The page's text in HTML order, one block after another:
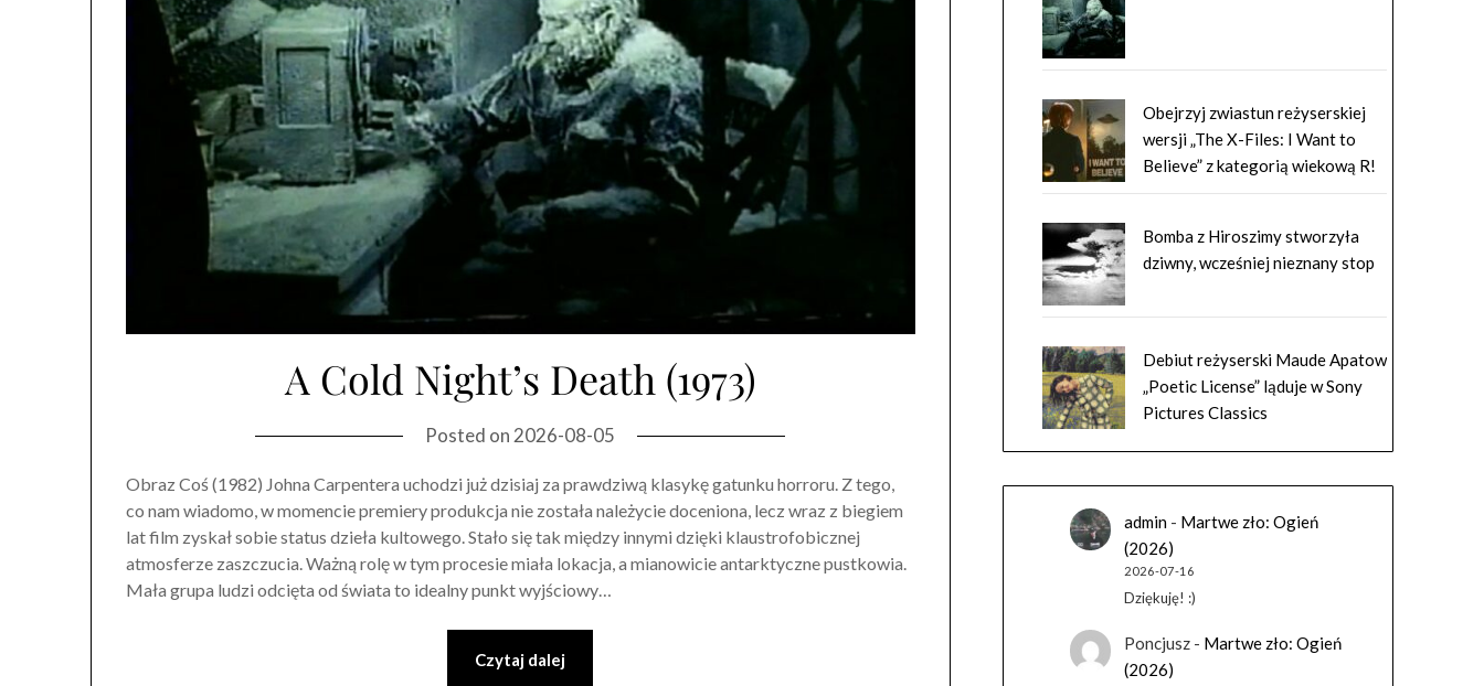
A Cold Night’s Death (1973)
Posted on 2026-08-05
Obraz Coś (1982) Johna Carpentera uchodzi już dzisiaj za prawdziwą klasykę gatunku horroru. Z tego,
co nam wiadomo, w momencie premiery produkcja nie została należycie doceniona, lecz wraz z biegiem
lat film zyskał sobie status dzieła kultowego. Stało się tak między innymi dzięki klaustrofobicznej
atmosferze zaszczucia. Ważną rolę w tym procesie miała lokacja, a mianowicie antarktyczne pustkowia.
Mała grupa ludzi odcięta od świata to idealny punkt wyjściowy…
Czytaj dalej
Obejrzyj zwiastun reżyserskiej
wersji „The X-Files: I Want to
Believe” z kategorią wiekową R!
Bomba z Hiroszimy stworzyła
dziwny, wcześniej nieznany stop
Debiut reżyserski Maude Apatow
„Poetic License” ląduje w Sony
Pictures Classics
admin- Martwe zło: Ogień
(2026)
2026-07-16
Dziękuję! :)
Poncjusz- Martwe zło: Ogień
(2026)